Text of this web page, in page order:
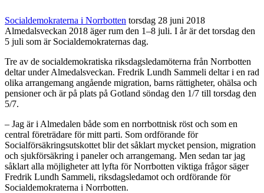
Socialdemokraterna i Norrbotten torsdag 28 juni 2018
Almedalsveckan 2018 äger rum den 1–8 juli. I år är det torsdag den
5 juli som är Socialdemokraternas dag.
Tre av de socialdemokratiska riksdagsledamöterna från Norrbotten
deltar under Almedalsveckan. Fredrik Lundh Sammeli deltar i en rad
olika arrangemang angående migration, barns rättigheter, ohälsa och
pensioner och är på plats på Gotland söndag den 1/7 till torsdag den
5/7.
– Jag är i Almedalen både som en norrbottnisk röst och som en
central företrädare för mitt parti. Som ordförande för
Socialförsäkringsutskottet blir det såklart mycket pension, migration
och sjukförsäkring i paneler och arrangemang. Men sedan tar jag
såklart alla möjligheter att lyfta för Norrbotten viktiga frågor säger
Fredrik Lundh Sammeli, riksdagsledamot och ordförande för
Socialdemokraterna i Norrbotten.